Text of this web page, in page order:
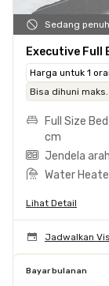
Sedang penuh
Executive Full
Harga untuk 1
Bisa dihuni
Full Size
cm
Jendela
Water
Lihat Detail
Jadwalkan
Bayar bulanan